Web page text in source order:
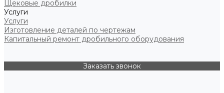
Щековые дробилки
Услуги
Услуги
Изготовление деталей по чертежам
Капитальный ремонт дробильного оборудования
Заказать звонок